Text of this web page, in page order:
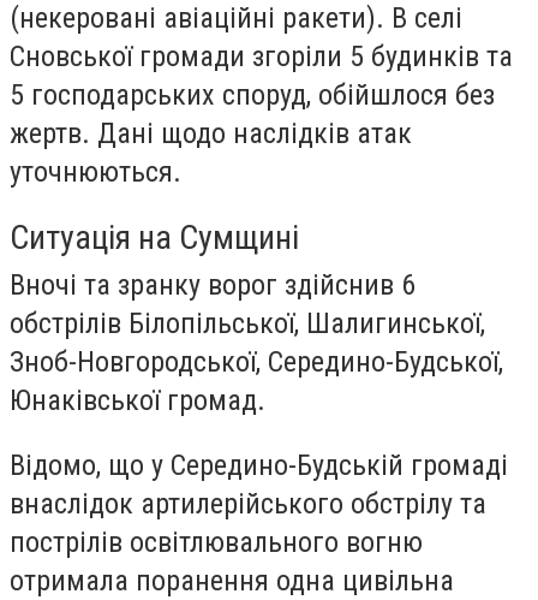
(некеровані авіаційні ракети). В селі
Сновської громади згоріли 5 будинків та
5 господарських споруд, обійшлося без
жертв. Дані щодо наслідків атак
уточнюються.
Ситуація на Сумщині
Вночі та зранку ворог здійснив 6
обстрілів Білопільської, Шалигинської,
Зноб-Новгородської, Середино-Будської,
Юнаківської громад.
Відомо, що у Середино-Будській громаді
внаслідок артилерійського обстрілу та
пострілів освітлювального вогню
отримала поранення одна цивільна